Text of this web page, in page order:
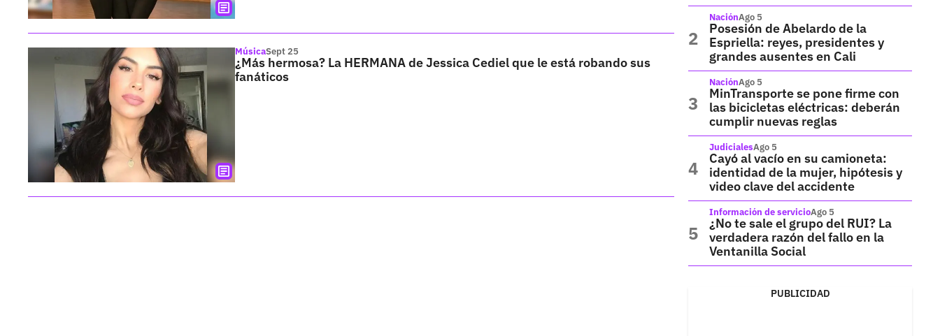
MúsicaSept 25
¿Más hermosa? La HERMANA de Jessica Cediel que le está robando sus
fanáticos
NaciónAgo 5
Posesión de Abelardo de la
Espriella: reyes, presidentes y
grandes ausentes en Cali
NaciónAgo 5
MinTransporte se pone firme con
las bicicletas eléctricas: deberán
cumplir nuevas reglas
JudicialesAgo 5
Cayó al vacío en su camioneta:
identidad de la mujer, hipótesis y
video clave del accidente
Información de servicioAgo 5
¿No te sale el grupo del RUI? La
verdadera razón del fallo en la
Ventanilla Social
PUBLICIDAD